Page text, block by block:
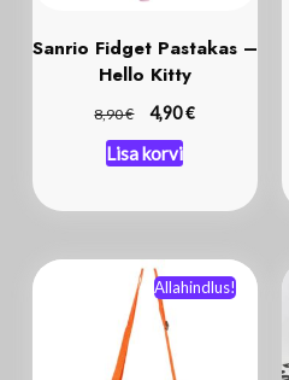
Sanrio Fidget Pastakas –
Hello Kitty
8,90€ 4,90€
Lisa korvi
Allahindlus!